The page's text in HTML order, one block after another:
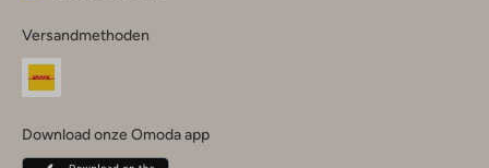
dein
Land
Belgique(Français)
Versandmethoden
Download onze Omoda app